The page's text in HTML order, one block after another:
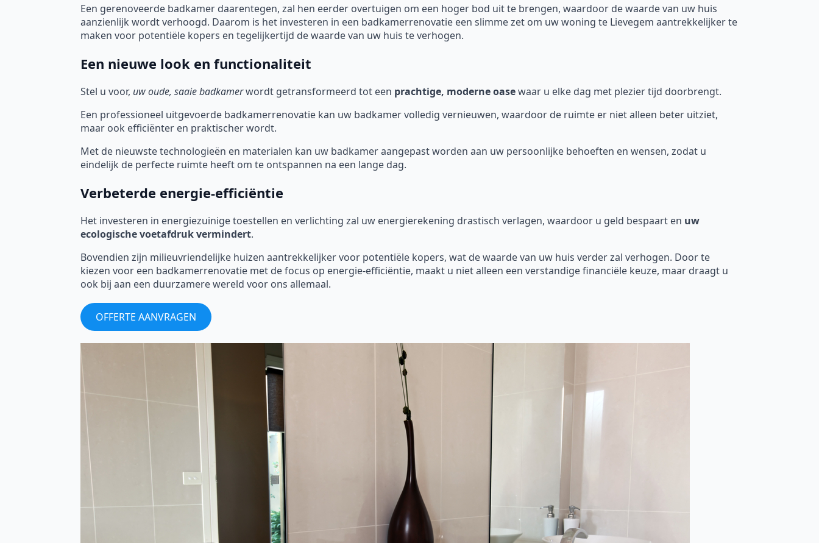
Een gerenoveerde badkamer daarentegen, zal hen eerder overtuigen om een hoger bod uit te brengen, waardoor de waarde van uw huis
aanzienlijk wordt verhoogd. Daarom is het investeren in een badkamerrenovatie een slimme zet om uw woning te Lievegem aantrekkelijker te
maken voor potentiële kopers en tegelijkertijd de waarde van uw huis te verhogen.
Een nieuwe look en functionaliteit
Stel u voor, uw oude, saaie badkamerwordt getransformeerd tot een prachtige, moderne oasewaar u elke dag met plezier tijd doorbrengt.
Een professioneel uitgevoerde badkamerrenovatie kan uw badkamer volledig vernieuwen, waardoor de ruimte er niet alleen beter uitziet,
maar ook efficiënter en praktischer wordt.
Met de nieuwste technologieën en materialen kan uw badkamer aangepast worden aan uw persoonlijke behoeften en wensen, zodat u
eindelijk de perfecte ruimte heeft om te ontspannen na een lange dag.
Verbeterde energie-efficiëntie
Het investeren in energiezuinige toestellen en verlichting zal uw energierekening drastisch verlagen, waardoor u geld bespaart en uw
ecologische voetafdruk vermindert.
Bovendien zijn milieuvriendelijke huizen aantrekkelijker voor potentiële kopers, wat de waarde van uw huis verder zal verhogen. Door te
kiezen voor een badkamerrenovatie met de focus op energie-efficiëntie, maakt u niet alleen een verstandige financiële keuze, maar draagt u
ook bij aan een duurzamere wereld voor ons allemaal.
OFFERTE AANVRAGEN